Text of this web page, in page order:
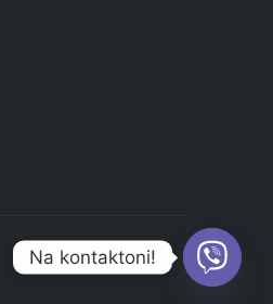
Na kontaktoni!